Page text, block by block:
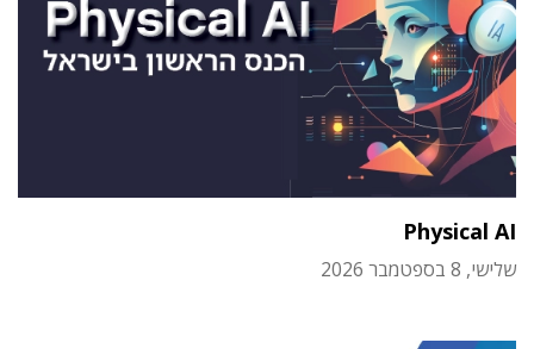
Physical AI
שלישי, 8 בספטמבר 2026